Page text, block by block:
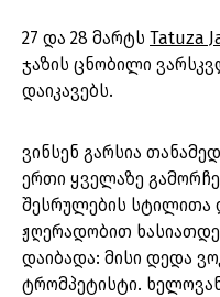
27 და 28 მარტს Tatuza
ჯაზის ცნობილი
დაიკავებს.
ვინსენ გარსია
ერთი ყველაზე
შესრულების სტილითა
ჟღერადობით
დაიბადა: მისი დედა
ტრომპეტისტი.